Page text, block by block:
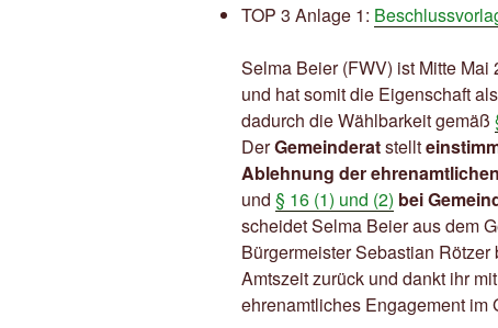
TOP 3 Anlage 1:
Selma Beier (FWV) ist Mitte
und hat somit die Eigenschaft
dadurch die Wählbarkeit gemäß
DerGemeinderatstellt
Ablehnung der
und § 16 (1) und (2) bei
scheidet Selma Beier aus dem
Bürgermeister Sebastian
Amtszeit zurück und dankt ihr
ehrenamtliches Engagement im